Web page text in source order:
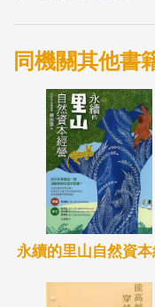
同機關其他書
永續的里山自然資